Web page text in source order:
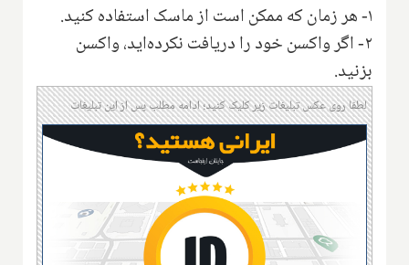
۱- هر زمان که ممکن است از ماسک استفاده کنید.
۲- اگر واکسن خود را دریافت نکرده‌اید، واکسن
بزنید.
لطفا روی عکس تبلیغات زیر کلیک کنید؛ ادامه مطلب پس از این تبلیغات